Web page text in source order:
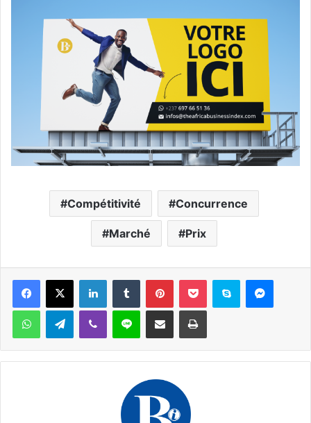
Compétitivité Concurrence
Marché Prix
Facebook
X LinkedinTumblr PinterestPocket Skype
WhatsAppTelegramViber Ligne Partager par email Imprimer